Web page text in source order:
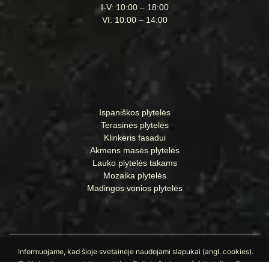
I-V: 10:00 – 18:00
VI: 10:00 – 14:00
Ispaniškos plytelės
Terasinės plytelės
Klinkeris fasadui
Akmens masės plytelės
Lauko plytelės takams
Mozaika plytelės
Madingos vonios plytelės
Informuojame, kad šioje svetainėje naudojami slapukai (angl. cookies).